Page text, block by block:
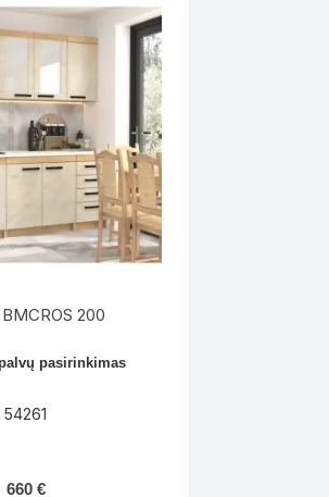
200
pasirinkimas
54261
660 €